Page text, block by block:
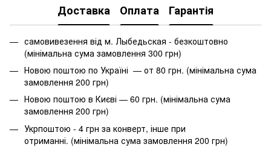
Доставка Оплата Гарантія
самовивезення від м. Лыбедьская - безкоштовно
(мінімальна сума замовлення 300 грн)
Новою поштою по Україні — от 80 грн. (мінімальна сума
замовлення 200 грн)
Новою поштою в Києві — 60 грн. (мінімальна сума
замовлення 200 грн)
Укрпоштою - 4 грн за конверт, інше при
отриманні. (мінімальна сума замовлення 200 грн)